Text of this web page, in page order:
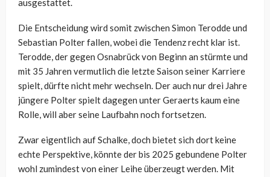
ausgestattet.
Die Entscheidung wird somit zwischen Simon Terodde und
Sebastian Polter fallen, wobei die Tendenz recht klar ist.
Terodde, der gegen Osnabrück von Beginn an stürmte und
mit 35 Jahren vermutlich die letzte Saison seiner Karriere
spielt, dürfte nicht mehr wechseln. Der auch nur drei Jahre
jüngere Polter spielt dagegen unter Geraerts kaum eine
Rolle, will aber seine Laufbahn noch fortsetzen.
Zwar eigentlich auf Schalke, doch bietet sich dort keine
echte Perspektive, könnte der bis 2025 gebundene Polter
wohl zumindest von einer Leihe überzeugt werden. Mit